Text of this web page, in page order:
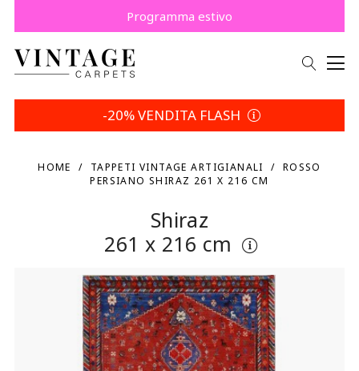
Risparmia 5% | Tua scelta
Compra ora, paga dopo con Klarna.
Programma estivo
-20% VENDITA FLASH
HOME TAPPETI VINTAGE ARTIGIANALI
ROSSO
PERSIANO SHIRAZ 261 X 216 CM
Shiraz
261 x 216 cm